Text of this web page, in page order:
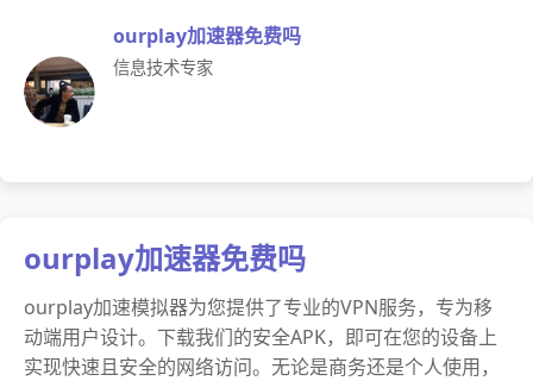
ourplay加速器免费吗
信息技术专家
ourplay加速器免费吗
ourplay加速模拟器为您提供了专业的VPN服务，专为移
动端用户设计。下载我们的安全APK，即可在您的设备上
实现快速且安全的网络访问。无论是商务还是个人使用，